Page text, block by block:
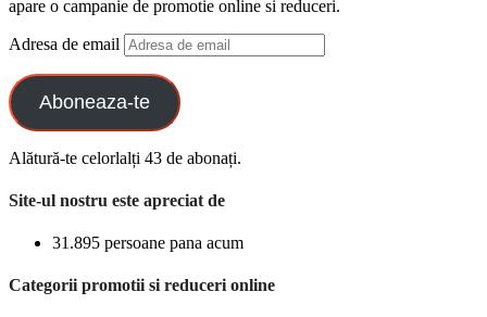
apare o campanie de promotie online si reduceri.
Adresa de email
Aboneaza-te
Alătură-te celorlalți 43 de abonați.
Site-ul nostru este apreciat de
31.895 persoane pana acum
Categorii promotii si reduceri online